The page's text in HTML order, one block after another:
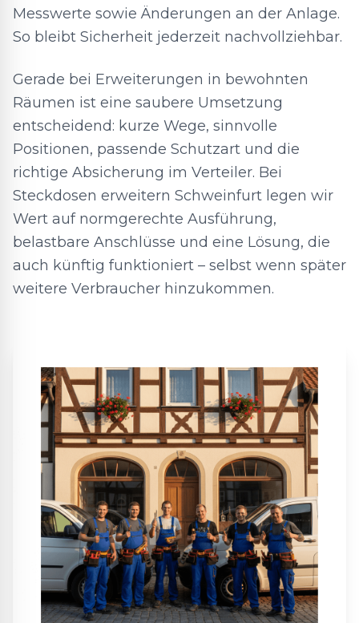
Messwerte sowie Änderungen an der Anlage.
So bleibt Sicherheit jederzeit nachvollziehbar.
Gerade bei Erweiterungen in bewohnten
Räumen ist eine saubere Umsetzung
entscheidend: kurze Wege, sinnvolle
Positionen, passende Schutzart und die
richtige Absicherung im Verteiler. Bei
Steckdosen erweitern Schweinfurt legen wir
Wert auf normgerechte Ausführung,
belastbare Anschlüsse und eine Lösung, die
auch künftig funktioniert – selbst wenn später
weitere Verbraucher hinzukommen.